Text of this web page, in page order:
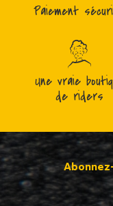
Paiement
Une vraie
de riders